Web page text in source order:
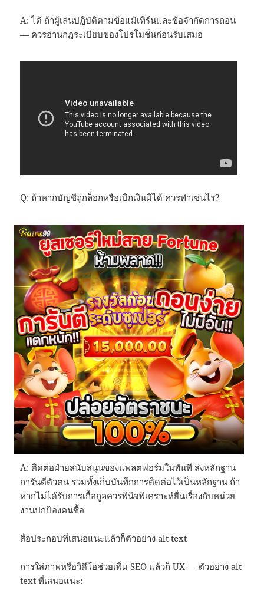
A: ได้ ถ้าผู้เล่นปฏิบัติตามข้อแม้เทิร์นและข้อจำกัดการถอน
— ควรอ่านกฎระเบียบของโปรโมชั่นก่อนรับเสมอ
Q: ถ้าหากบัญชีถูกล็อกหรือเบิกเงินมิได้ ควรทำเช่นไร?
A: ติดต่อฝ่ายสนับสนุนของแพลตฟอร์มในทันที ส่งหลักฐาน
การันตีตัวตน รวมทั้งเก็บบันทึกการติดต่อไว้เป็นหลักฐาน ถ้า
หากไม่ได้รับการเกื้อกูลควรพินิจพิเคราะห์ยื่นเรื่องกับหน่วย
งานปกป้องคนซื้อ
สื่อประกอบที่เสนอแนะแล้วก็ตัวอย่าง alt text
การใส่ภาพหรือวิดีโอช่วยเพิ่ม SEO แล้วก็ UX — ตัวอย่าง alt
text ที่เสนอแนะ: